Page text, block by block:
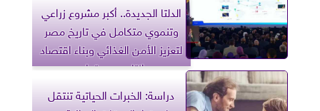
الدلتا الجديدة.. أكبر مشروع زراعي
وتنموي متكامل في تاريخ مصر
لتعزيز الأمن الغذائي وبناء اقتصاد
إنتاجي مستدام
دراسة: الخبرات الحياتية تنتقل